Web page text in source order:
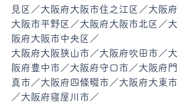
見区／大阪府大阪市住之江区／大阪府
大阪市平野区／大阪府大阪市北区／大
阪府大阪市中央区／
大阪府大阪狭山市／大阪府吹田市／大
阪府豊中市／大阪府守口市／大阪府門
真市／大阪府四條畷市／大阪府大東市
／大阪府寝屋川市／